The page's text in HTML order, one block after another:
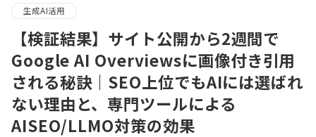
生成AI活用
【検証結果】サイト公開から2週間で
Google AI Overviewsに画像付き引用
される秘訣｜SEO上位でもAIには選ばれ
ない理由と、専門ツールによる
AISEO/LLMO対策の効果